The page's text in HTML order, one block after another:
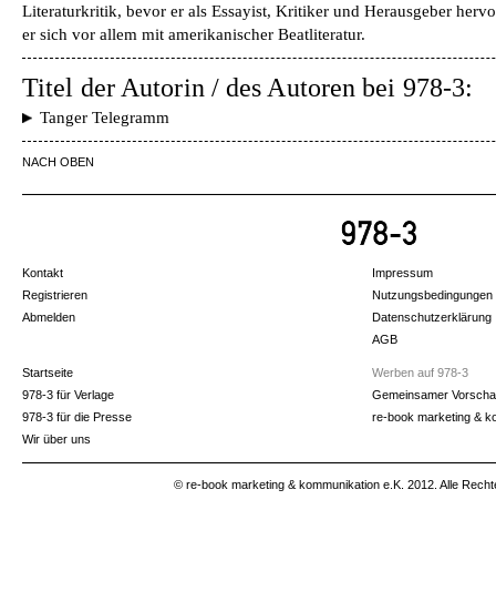
Literaturkritik, bevor er als Essayist, Kritiker und Herausgeber
er sich vor allem mit amerikanischer Beatliteratur.
Titel der Autorin / des Autoren bei 978-3:
Tanger Telegramm
NACH OBEN
Kontakt
Registrieren
Abmelden
Impressum
Nutzungsbedingungen
Datenschutzerklärung
AGB
Startseite
978-3 für Verlage
978-3 für die Presse
Wir über uns
Werben auf 978-3
Gemeinsamer
re-book marketing &
© re-book marketing & kommunikation e.K. 2012. Alle